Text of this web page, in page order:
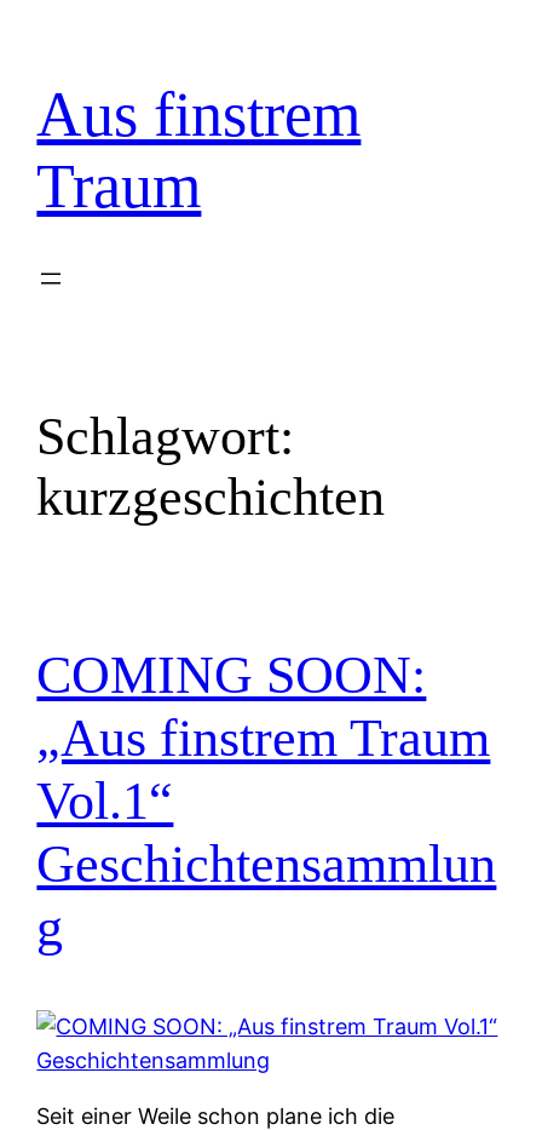
springen
Aus finstrem
Traum
Schlagwort:
kurzgeschichten
COMING SOON:
„Aus finstrem Traum
Vol.1“
Geschichtensammlun
g
Seit einer Weile schon plane ich die